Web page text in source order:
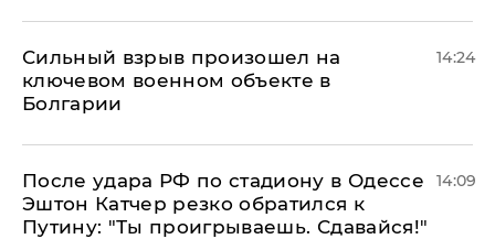
Сильный взрыв произошел на
ключевом военном объекте в
Болгарии
14:24
После удара РФ по стадиону в Одессе
Эштон Катчер резко обратился к
Путину: "Ты проигрываешь. Сдавайся!"
14:09